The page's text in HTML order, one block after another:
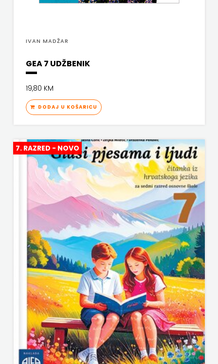
grupa
d.o.o.
TERAPIJA,
Twins
Company
UDRUGA
GLUTEN
FREE
HNŽ
V.B.Z.
VERBUM
VORTO
PALABRA
IVAN MADŽAR
GEA 7 UDŽBENIK
19,80 KM
DODAJ U KOŠARICU
7. RAZRED - NOVO